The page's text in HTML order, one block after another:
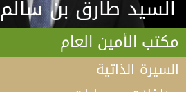
السيد طارق بن سالم
مكتب الأمين العام
السيرة الذاتية